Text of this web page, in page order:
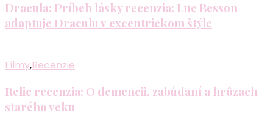
Dracula: Príbeh lásky recenzia: Luc Besson
adaptuje Draculu v excentrickom štýle
Filmy,Recenzie
Relic recenzia: O demencii, zabúdaní a hrôzach
starého veku